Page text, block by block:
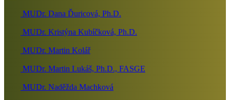
MUDr. Dana Ďuricová, Ph.D.
MUDr. Kristýna Kubíčková, Ph.D.
MUDr. Martin Kolář
MUDr. Martin Lukáš, Ph.D., FASGE
MUDr. Naděžda Machková